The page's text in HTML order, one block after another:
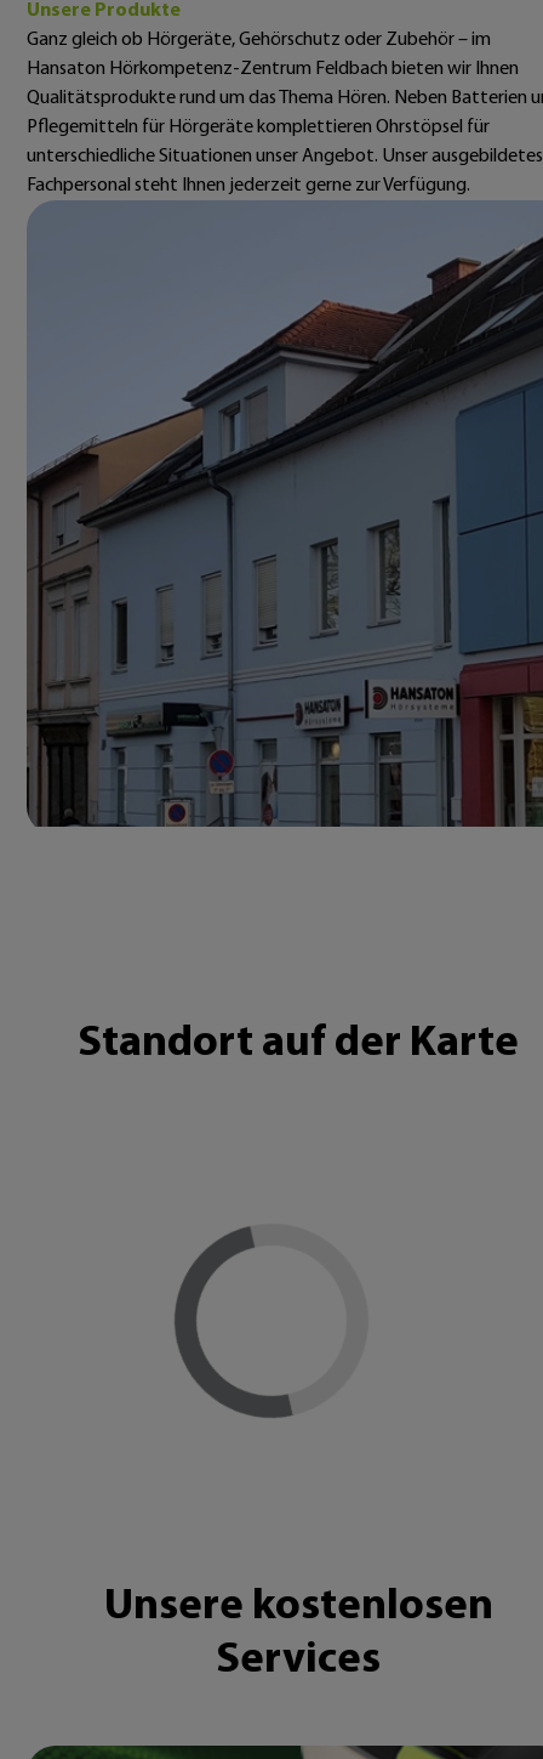
Unsere Produkte
Ganz gleich ob Hörgeräte, Gehörschutz oder Zubehör – im
Hansaton Hörkompetenz-Zentrum Feldbach bieten wir Ihnen
Qualitätsprodukte rund um das Thema Hören. Neben Batterien
Pflegemitteln für Hörgeräte komplettieren Ohrstöpsel für
unterschiedliche Situationen unser Angebot. Unser ausgebildetes
Fachpersonal steht Ihnen jederzeit gerne zur Verfügung.
Standort auf der Karte
Unsere kostenlosen
Services